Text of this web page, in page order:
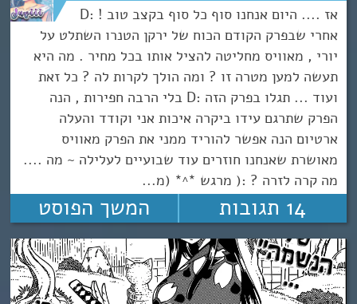
אז .... היום אנחנו סוף כל סוף בקצב טוב ! :D
אחרי שבפרק הקודם הכוח של ירקן הטנרו השתלט על
יורי , מאוויס מחליטה להציל אותו בכל מחיר . מה היא
תעשה למען מטרה זו ? ומה הולך לקרות לה ? כל זאת
ועוד ... תגלו בפרק הזה :D בלי הרבה חפירות , הנה
הפרק שתרגם עידו ביקרה איכות אני וקודד והעלה
ארטיום הנה אפשר להוריד ממני את הפרק מאוויס
מאושרת שאנחנו חוזרים עוד שבועיים לעלילה ~ מה ....
מה קרה לזרה ? :( מרגש *^* (מ...
14 תגובות המשך הפוסט